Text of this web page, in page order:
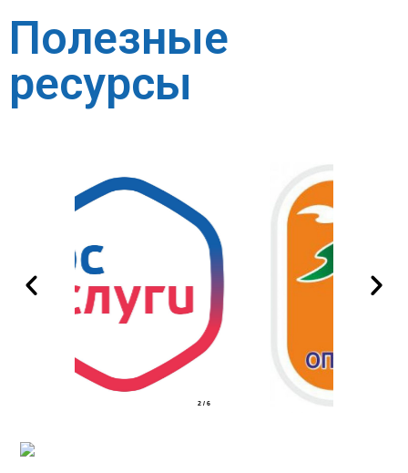
Полезные
ресурсы
2 / 6